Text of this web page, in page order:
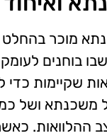
מוכר
בוחנים
שקיימות
משכנתא ושל
ההלוואות.